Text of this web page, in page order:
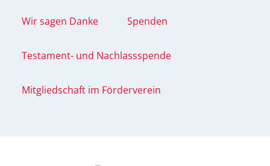
Wir sagen Danke Spenden
Testament- und Nachlassspende
Mitgliedschaft im Förderverein